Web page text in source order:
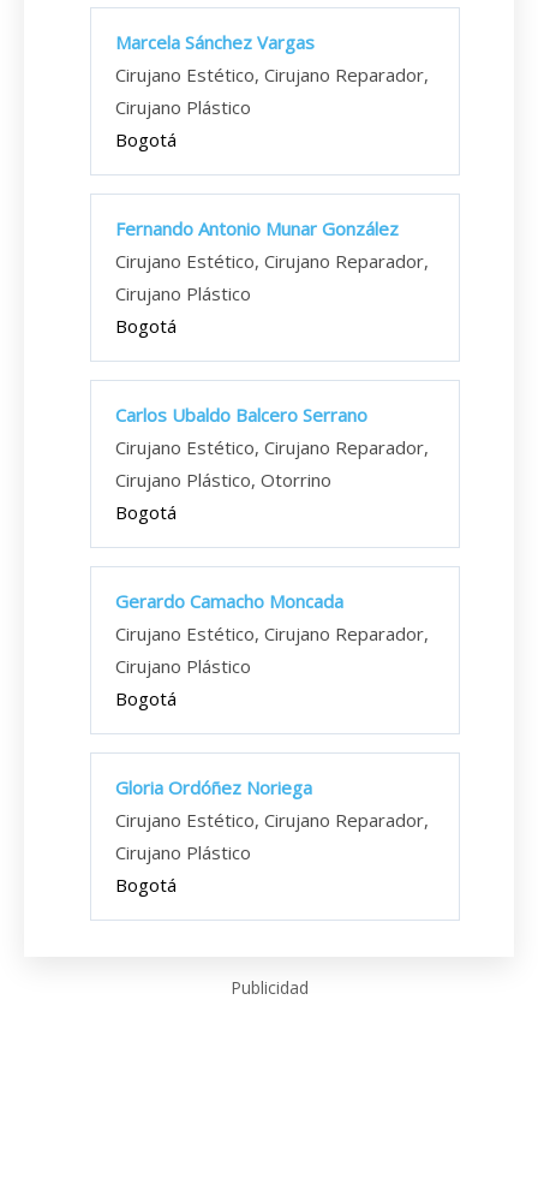
Marcela Sánchez Vargas
Cirujano Estético, Cirujano Reparador,
Cirujano Plástico
Bogotá
Fernando Antonio Munar González
Cirujano Estético, Cirujano Reparador,
Cirujano Plástico
Bogotá
Carlos Ubaldo Balcero Serrano
Cirujano Estético, Cirujano Reparador,
Cirujano Plástico, Otorrino
Bogotá
Gerardo Camacho Moncada
Cirujano Estético, Cirujano Reparador,
Cirujano Plástico
Bogotá
Gloria Ordóñez Noriega
Cirujano Estético, Cirujano Reparador,
Cirujano Plástico
Bogotá
Publicidad